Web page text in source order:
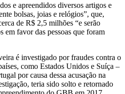
e apreendidos diversos artigos e
bolsas, joias e relógios”, que,
de R$ 2,5 milhões “e serão
em favor das pessoas que foram
é investigado por fraudes contra o
como Estados Unidos e Suíça –
por causa dessa acusação na
teria sido solto e retornado